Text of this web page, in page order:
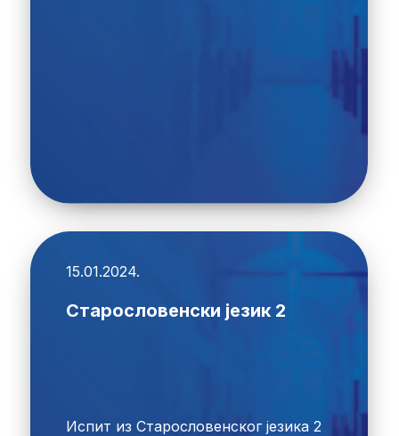
15.01.2024.
Старословенски језик 2
Испит из Старословенског језика 2